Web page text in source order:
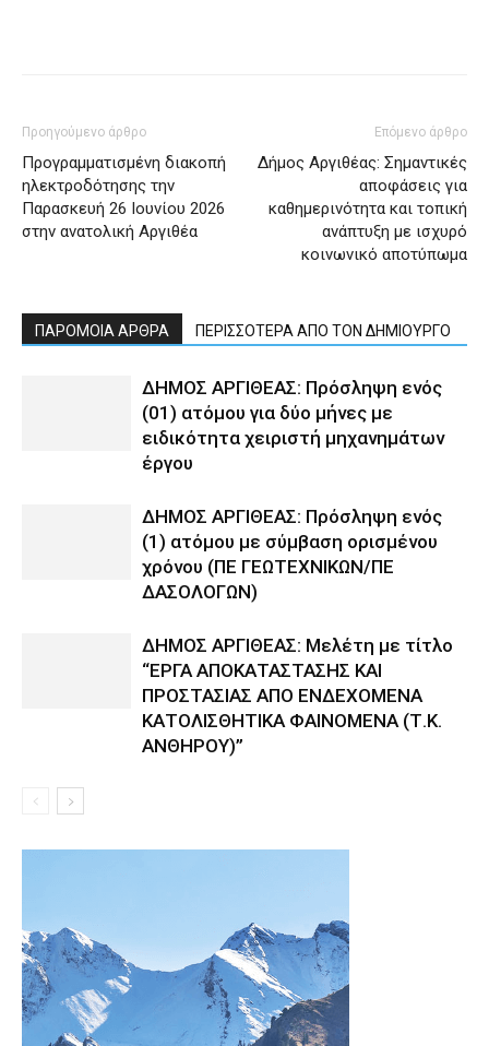
Προηγούμενο άρθρο
Προγραμματισμένη διακοπή
ηλεκτροδότησης την
Παρασκευή 26 Ιουνίου 2026
στην ανατολική Αργιθέα
Επόμενο άρθρο
Δήμος Αργιθέας: Σημαντικές
αποφάσεις για
καθημερινότητα και τοπική
ανάπτυξη με ισχυρό
κοινωνικό αποτύπωμα
ΠΑΡΟΜΟΙΑ ΑΡΘΡΑ ΠΕΡΙΣΣΟΤΕΡΑ ΑΠΟ ΤΟΝ ΔΗΜΙΟΥΡΓΟ
ΔΗΜΟΣ ΑΡΓΙΘΕΑΣ: Πρόσληψη ενός
(01) ατόμου για δύο μήνες με
ειδικότητα χειριστή μηχανημάτων
έργου
ΔΗΜΟΣ ΑΡΓΙΘΕΑΣ: Πρόσληψη ενός
(1) ατόμου με σύμβαση ορισμένου
χρόνου (ΠΕ ΓΕΩΤΕΧΝΙΚΩΝ/ΠΕ
ΔΑΣΟΛΟΓΩΝ)
ΔΗΜΟΣ ΑΡΓΙΘΕΑΣ: Μελέτη με τίτλο
“ΕΡΓΑ ΑΠΟΚΑΤΑΣΤΑΣΗΣ ΚΑΙ
ΠΡΟΣΤΑΣΙΑΣ ΑΠΟ ΕΝΔΕΧΟΜΕΝΑ
ΚΑΤΟΛΙΣΘΗΤΙΚΑ ΦΑΙΝΟΜΕΝΑ (Τ.Κ.
ΑΝΘΗΡΟΥ)”